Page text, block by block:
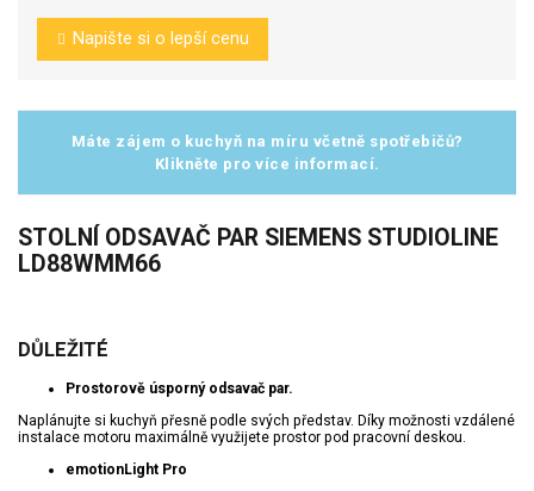
Napište si o lepší cenu
Máte zájem o kuchyň na míru včetně spotřebičů?
Klikněte pro více informací.
STOLNÍ ODSAVAČ PAR SIEMENS STUDIOLINE
LD88WMM66
DŮLEŽITÉ
Prostorově úsporný odsavač par.
Naplánujte si kuchyň přesně podle svých představ. Díky možnosti vzdálené
instalace motoru maximálně využijete prostor pod pracovní deskou.
emotionLight Pro